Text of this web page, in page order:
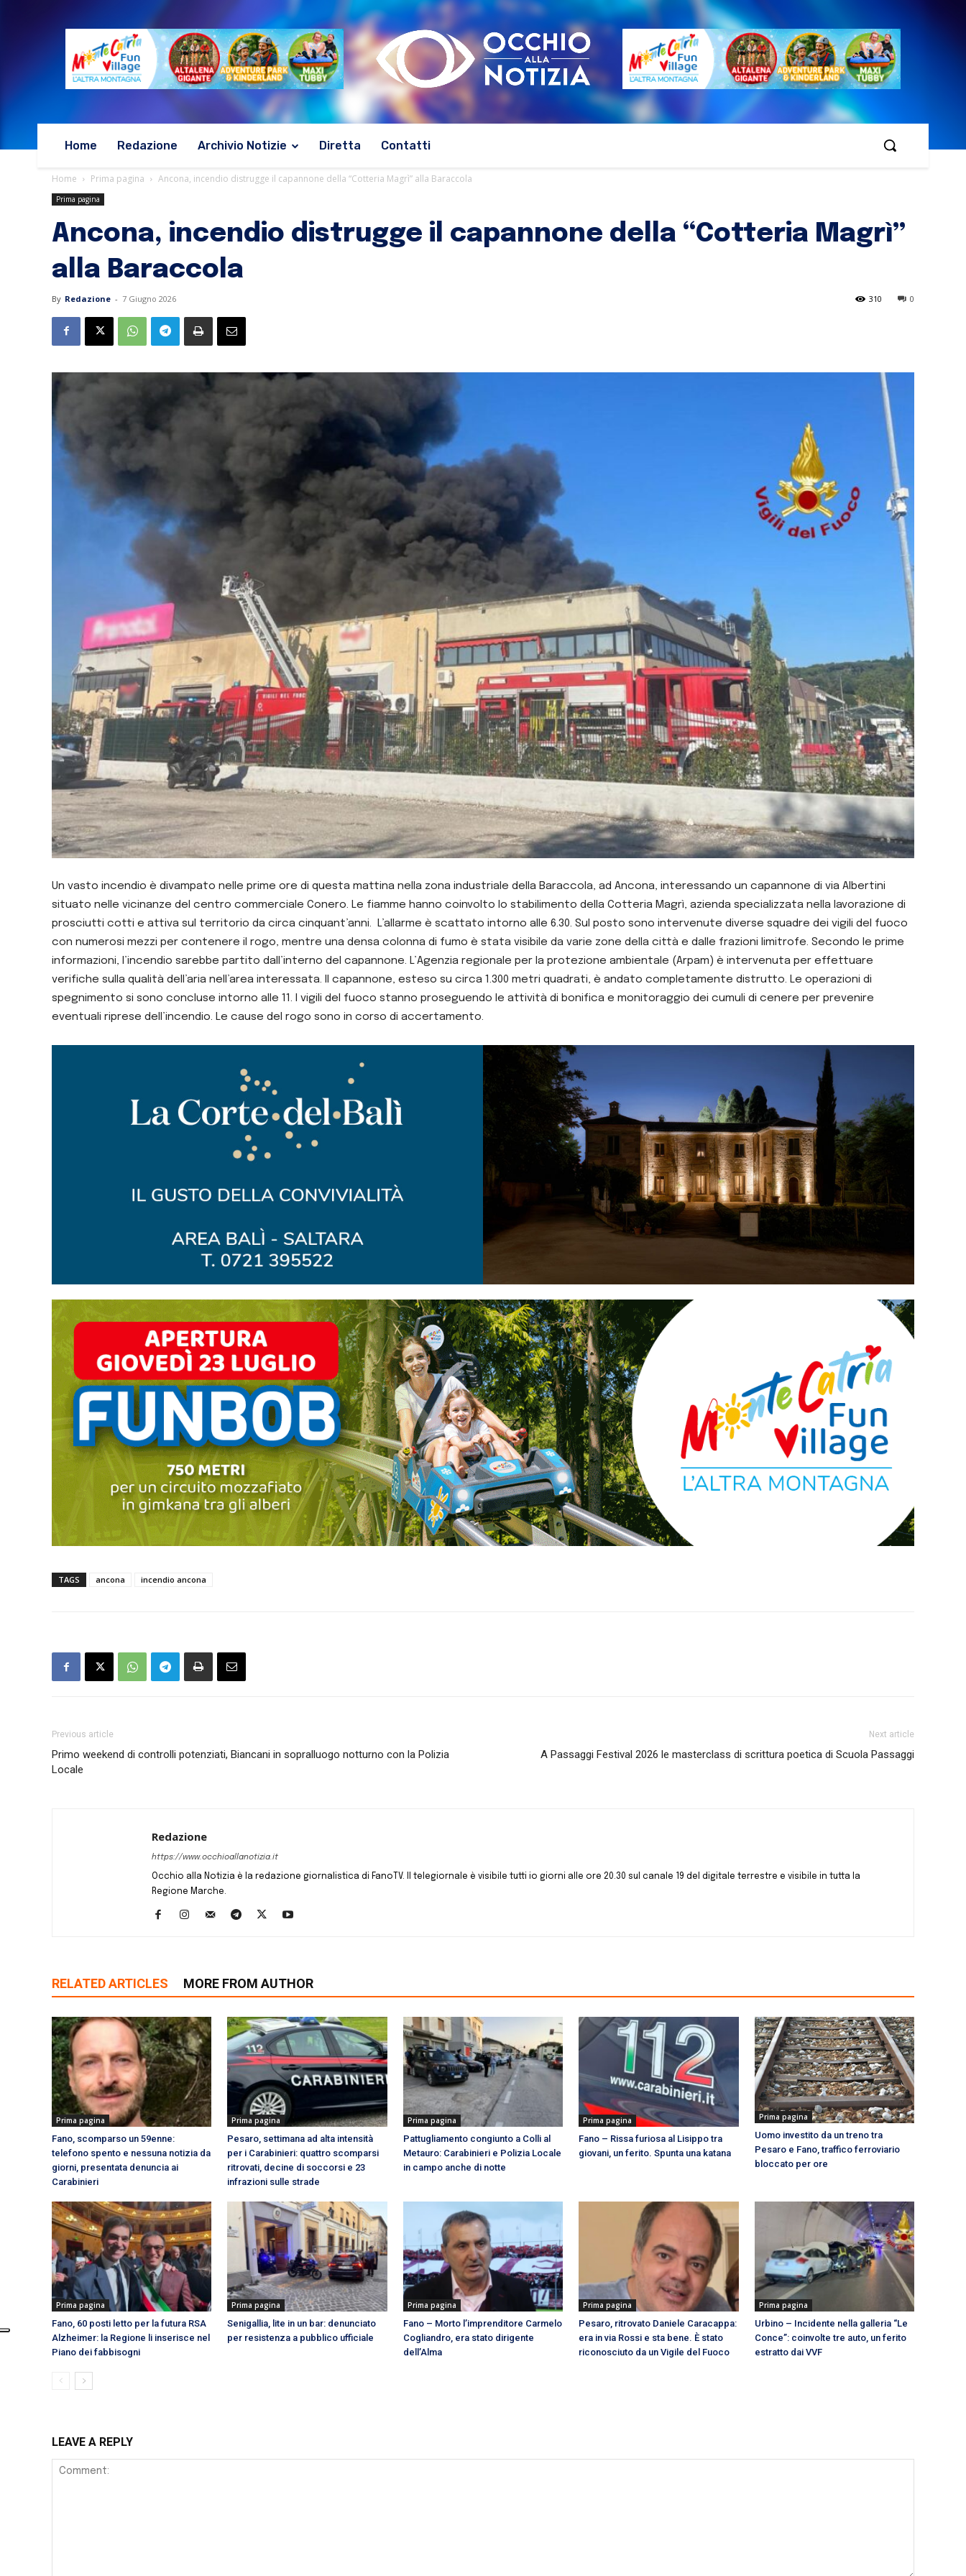
Home Redazione Archivio Notizie Diretta Contatti
Home Prima pagina Ancona, incendio distrugge il capannone della “Cotteria Magrì” alla Baraccola
Prima pagina
Ancona, incendio distrugge il capannone della “Cotteria Magrì”
alla Baraccola
By Redazione - 7 Giugno 2026 0
310
Un vasto incendio è divampato nelle prime ore di questa mattina nella zona industriale della Baraccola, ad Ancona, interessando un capannone di via Albertini
situato nelle vicinanze del centro commerciale Conero. Le fiamme hanno coinvolto lo stabilimento della Cotteria Magrì, azienda specializzata nella lavorazione di
prosciutti cotti e attiva sul territorio da circa cinquant’anni. L’allarme è scattato intorno alle 6.30. Sul posto sono intervenute diverse squadre dei vigili del fuoco
con numerosi mezzi per contenere il rogo, mentre una densa colonna di fumo è stata visibile da varie zone della città e dalle frazioni limitrofe. Secondo le prime
informazioni, l’incendio sarebbe partito dall’interno del capannone. L’Agenzia regionale per la protezione ambientale (Arpam) è intervenuta per effettuare
verifiche sulla qualità dell’aria nell’area interessata. Il capannone, esteso su circa 1.300 metri quadrati, è andato completamente distrutto. Le operazioni di
spegnimento si sono concluse intorno alle 11. I vigili del fuoco stanno proseguendo le attività di bonifica e monitoraggio dei cumuli di cenere per prevenire
eventuali riprese dell’incendio. Le cause del rogo sono in corso di accertamento.
TAGS ancona incendio ancona
Previous article
Primo weekend di controlli potenziati, Biancani in sopralluogo notturno con la Polizia
Locale
Next article
A Passaggi Festival 2026 le masterclass di scrittura poetica di Scuola Passaggi
Redazione
https://www.occhioallanotizia.it
Occhio alla Notizia è la redazione giornalistica di FanoTV. Il telegiornale è visibile tutti io giorni alle ore 20.30 sul canale 19 del digitale terrestre e visibile in tutta la
Regione Marche.
RELATED ARTICLES MORE FROM AUTHOR
Prima pagina
Fano, scomparso un 59enne:
telefono spento e nessuna notizia da
giorni, presentata denuncia ai
Carabinieri
Prima pagina
Pesaro, settimana ad alta intensità
per i Carabinieri: quattro scomparsi
ritrovati, decine di soccorsi e 23
infrazioni sulle strade
Prima pagina
Pattugliamento congiunto a Colli al
Metauro: Carabinieri e Polizia Locale
in campo anche di notte
Prima pagina
Fano – Rissa furiosa al Lisippo tra
giovani, un ferito. Spunta una katana
Prima pagina
Uomo investito da un treno tra
Pesaro e Fano, traffico ferroviario
bloccato per ore
Prima pagina
Fano, 60 posti letto per la futura RSA
Alzheimer: la Regione li inserisce nel
Piano dei fabbisogni
Prima pagina
Senigallia, lite in un bar: denunciato
per resistenza a pubblico ufficiale
Prima pagina
Fano – Morto l’imprenditore Carmelo
Cogliandro, era stato dirigente
dell’Alma
Prima pagina
Pesaro, ritrovato Daniele Caracappa:
era in via Rossi e sta bene. È stato
riconosciuto da un Vigile del Fuoco
Prima pagina
Urbino – Incidente nella galleria “Le
Conce”: coinvolte tre auto, un ferito
estratto dai VVF
LEAVE A REPLY